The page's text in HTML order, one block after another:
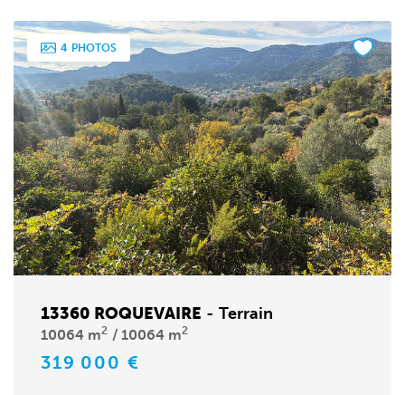
4 PHOTOS
13360 ROQUEVAIRE - Terrain
10064 m2 10064 m2
319 000 €